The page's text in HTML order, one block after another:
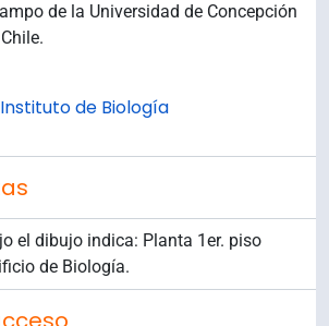
de la Universidad de Concepción
Instituto de Biología
el dibujo indica: Planta 1er. piso
de Biología.